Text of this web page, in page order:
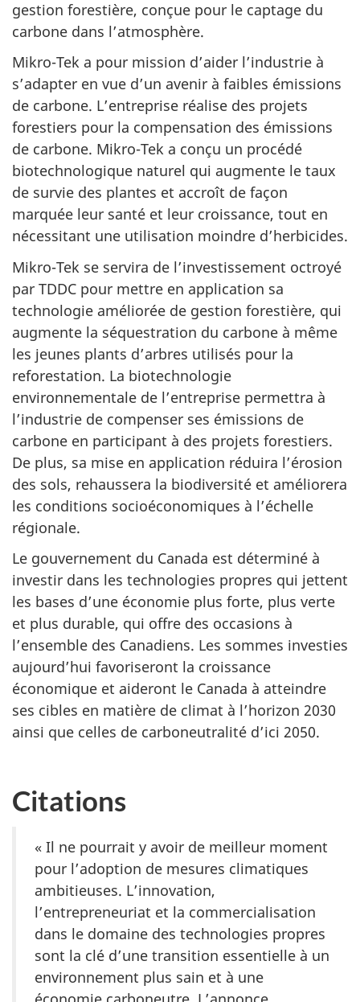
gestion forestière, conçue pour le captage du
carbone dans l’atmosphère.
Mikro-Tek a pour mission d’aider l’industrie à
s’adapter en vue d’un avenir à faibles émissions
de carbone. L’entreprise réalise des projets
forestiers pour la compensation des émissions
de carbone. Mikro-Tek a conçu un procédé
biotechnologique naturel qui augmente le taux
de survie des plantes et accroît de façon
marquée leur santé et leur croissance, tout en
nécessitant une utilisation moindre d’herbicides.
Mikro-Tek se servira de l’investissement octroyé
par TDDC pour mettre en application sa
technologie améliorée de gestion forestière, qui
augmente la séquestration du carbone à même
les jeunes plants d’arbres utilisés pour la
reforestation. La biotechnologie
environnementale de l’entreprise permettra à
l’industrie de compenser ses émissions de
carbone en participant à des projets forestiers.
De plus, sa mise en application réduira l’érosion
des sols, rehaussera la biodiversité et améliorera
les conditions socioéconomiques à l’échelle
régionale.
Le gouvernement du Canada est déterminé à
investir dans les technologies propres qui jettent
les bases d’une économie plus forte, plus verte
et plus durable, qui offre des occasions à
l’ensemble des Canadiens. Les sommes investies
aujourd’hui favoriseront la croissance
économique et aideront le Canada à atteindre
ses cibles en matière de climat à l’horizon 2030
ainsi que celles de carboneutralité d’ici 2050.
Citations
« Il ne pourrait y avoir de meilleur moment
pour l’adoption de mesures climatiques
ambitieuses. L’innovation,
l’entrepreneuriat et la commercialisation
dans le domaine des technologies propres
sont la clé d’une transition essentielle à un
environnement plus sain et à une